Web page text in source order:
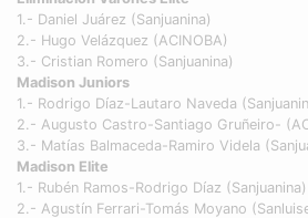
1.- Daniel Juárez (Sanjuanina)
2.- Hugo Velázquez (ACINOBA)
3.- Cristian Romero (Sanjuanina)
Madison Juniors
1.- Rodrigo Díaz-Lautaro Naveda
2.- Augusto Castro-Santiago Gruñeiro-
3.- Matías Balmaceda-Ramiro Videla
Madison Elite
1.- Rubén Ramos-Rodrigo Díaz
2.- Agustín Ferrari-Tomás Moyano